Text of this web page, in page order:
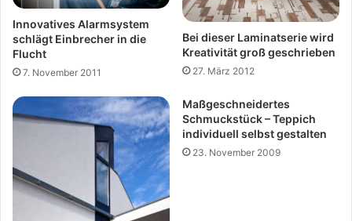
Innovatives Alarmsystem
schlägt Einbrecher in die
Flucht
7. November 2011
Bei dieser Laminatserie wird
Kreativität groß geschrieben
27. März 2012
Maßgeschneidertes
Schmuckstück – Teppich
individuell selbst gestalten
23. November 2009